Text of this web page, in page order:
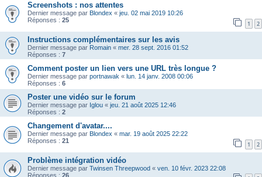
Screenshots : nos attentes
Dernier message par Blondex « jeu. 02 mai 2019 10:26
Réponses : 25 1 2
Instructions complémentaires sur les avis
Dernier message par Romain « mer. 28 sept. 2016 01:52
Réponses : 7
Comment poster un lien vers une URL très longue ?
Dernier message par portnawak « lun. 14 janv. 2008 00:06
Réponses : 6
Poster une vidéo sur le forum
Dernier message par Iglou « jeu. 21 août 2025 12:46
Réponses : 2
Changement d'avatar....
Dernier message par Blondex « mar. 19 août 2025 22:22
Réponses : 21 1 2
Problème intégration vidéo
Dernier message par Twinsen Threepwood « ven. 10 févr. 2023 22:08
Réponses : 26